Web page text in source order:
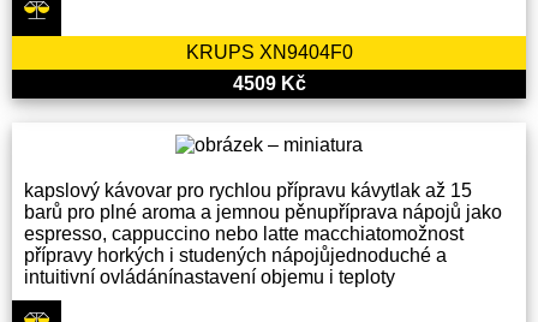
KRUPS XN9404F0
4509 Kč
kapslový kávovar pro rychlou přípravu kávytlak až 15
barů pro plné aroma a jemnou pěnupříprava nápojů jako
espresso, cappuccino nebo latte macchiatomožnost
přípravy horkých i studených nápojůjednoduché a
intuitivní ovládánínastavení objemu i teploty